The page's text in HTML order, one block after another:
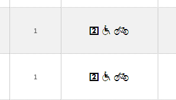
1
1